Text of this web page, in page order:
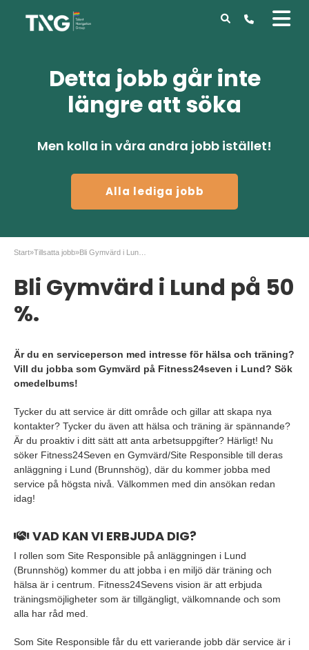
Detta jobb går inte
längre att söka
Men kolla in våra andra jobb istället!
Alla lediga jobb
Start»Tillsatta jobb»
Bli Gymvärd i Lund på 50
%.
Är du en serviceperson med intresse för hälsa och träning?
Vill du jobba som Gymvärd på Fitness24seven i Lund? Sök
omedelbums!
Tycker du att service är ditt område och gillar att skapa nya
kontakter? Tycker du även att hälsa och träning är spännande?
Är du proaktiv i ditt sätt att anta arbetsuppgifter? Härligt! Nu
söker Fitness24Seven en Gymvärd/Site Responsible till deras
anläggning i Lund (Brunnshög), där du kommer jobba med
service på högsta nivå. Välkommen med din ansökan redan
idag!
VAD KAN VI ERBJUDA DIG?
I rollen som Site Responsible på anläggningen i Lund
(Brunnshög) kommer du att jobba i en miljö där träning och
hälsa är i centrum. Fitness24Sevens vision är att erbjuda
träningsmöjligheter som är tillgängligt, välkomnande och som
alla har råd med.
Som Site Responsible får du ett varierande jobb där service är i